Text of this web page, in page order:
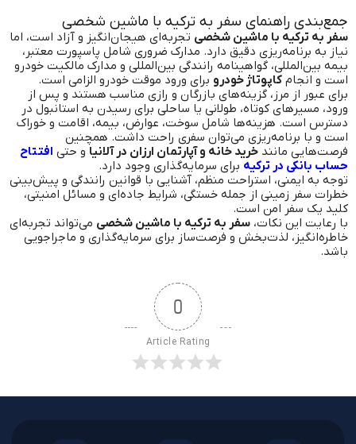
جمع‌بندی راهنمای سفر به ترکیه با ماشین شخصی
سفر به ترکیه با ماشین شخصی تجربه‌ای هیجان‌انگیز و آزاد است، اما
نیاز به برنامه‌ریزی دقیق دارد. مدارک ضروری شامل پاسپورت معتبر،
بیمه بین‌المللی، گواهینامه رانندگی بین‌المللی و مدارک مالکیت خودرو
است و انجام کاپوتاژ خودرو برای ورود موقت خودرو الزامی است.
برای عبور از مرز، گزینه‌های بازرگان و رازی مناسب هستند و پس از
ورود، مسیرهای کوتاه، طولانی یا ساحلی برای رسیدن به استانبول در
دسترس است. هزینه‌ها شامل سوخت، عوارض، بیمه، اقامت و خوراک
است و با برنامه‌ریزی می‌توان سفری راحت داشت. همچنین
فرصت‌هایی مانند خرید خانه و آپارتمان ارزان در آلانیا و حتی افتتاح
حساب بانکی در ترکیه برای سرمایه‌گذاری وجود دارد.
توجه به ایمنی، استراحت منظم، آشنایی با قوانین رانندگی و پیش‌بینی
خطرات سفر زمینی از جمله خستگی، شرایط جاده‌ای و مسائل امنیتی،
کلید یک سفر امن است.
با رعایت این نکات، سفر به ترکیه با ماشین شخصی می‌تواند تجربه‌ای
خاطره‌انگیز، لذت‌بخش و فرصت‌ساز برای سرمایه‌گذاری و ماجراجویی
باشد.
0
Article Rating